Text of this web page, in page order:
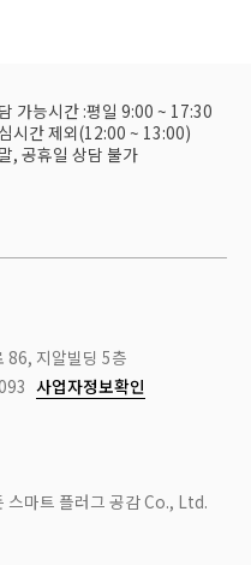
가능시간 :평일 9:00 ~ 17:30
시간 제외(12:00 ~ 13:00)
, 공휴일 상담 불가
86, 지알빌딩 5층
사업자정보확인
마트 플러그 공감 Co., Ltd.